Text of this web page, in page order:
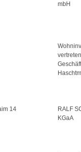
mbH
14
RALF
KGaA